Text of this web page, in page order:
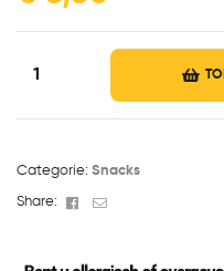
Categorie: Snacks
Share: Facebook
Email